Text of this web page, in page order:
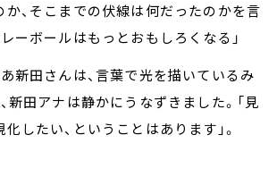
か、そこまでの伏線は何だったのかを言
ーボールはもっとおもしろくなる」
新田さんは、言葉で光を描いているみ
新田アナは静かにうなずきました。「見
したい、ということはあります」。